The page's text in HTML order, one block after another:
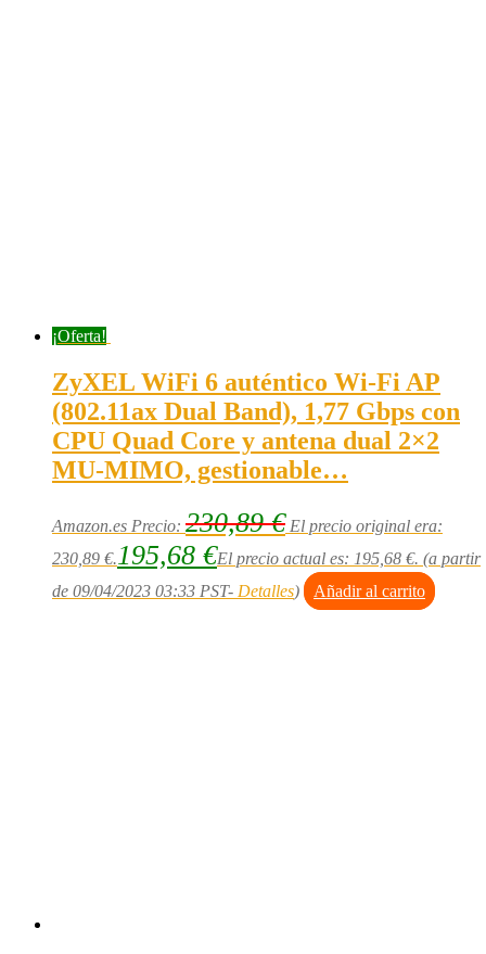
¡Oferta!
ZyXEL WiFi 6 auténtico Wi-Fi AP
(802.11ax Dual Band), 1,77 Gbps con
CPU Quad Core y antena dual 2×2
MU-MIMO, gestionable…
Amazon.es Precio: 230,89€ El precio original era:
230,89 €.195,68 €El precio actual es: 195,68 €. (a partir
de 09/04/2023 03:33 PST- Detalles) Añadir al carrito